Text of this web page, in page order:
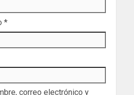
*
correo electrónico y